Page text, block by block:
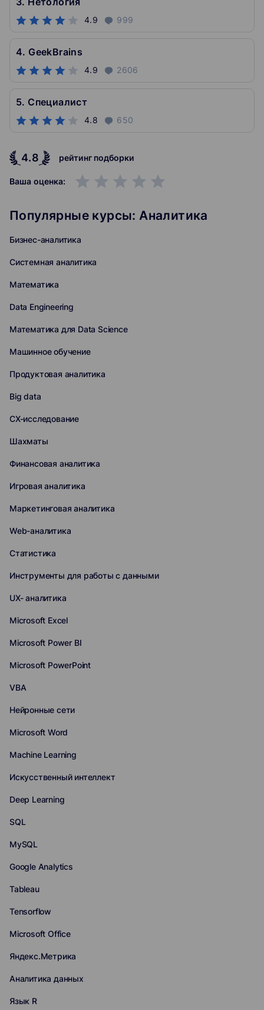
4.9 999
4. GeekBrains
4.9 2606
5. Специалист
4.8 650
4.8 рейтинг подборки
Ваша оценка: grade grade grade grade grade
Популярные курсы: Аналитика
Бизнес-аналитика
Системная аналитика
Математика
Data Engineering
Математика для Data Science
Машинное обучение
Продуктовая аналитика
Big data
CX-исследование
Шахматы
Финансовая аналитика
Игровая аналитика
Маркетинговая аналитика
Web-аналитика
Статистика
Инструменты для работы с данными
UX- аналитика
Microsoft Excel
Microsoft Power BI
Microsoft PowerPoint
VBA
Нейронные сети
Microsoft Word
Machine Learning
Искусственный интеллект
Deep Learning
SQL
MySQL
Google Analytics
Tableau
Tensorflow
Microsoft Office
Яндекс.Метрика
Аналитика данных
Язык R